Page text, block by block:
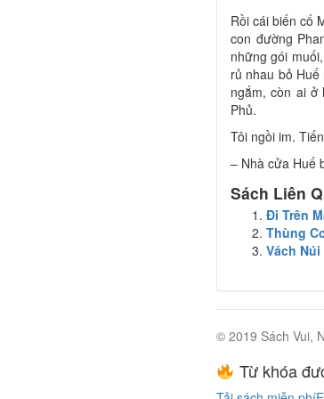
Rồi cái biến cố
con đường
những gói
rủ nhau bỏ
ngắm, còn ai ở
Phủ.
Tôi ngồi im.
– Nhà cửa Huế
Sách Liên
Đi Trên
Thùng
Vách
© 2019 Sách Vui,
Từ khóa